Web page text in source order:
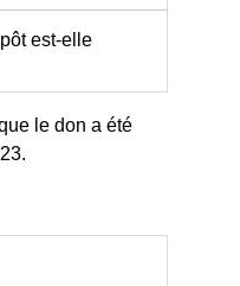
est-elle
le don a été